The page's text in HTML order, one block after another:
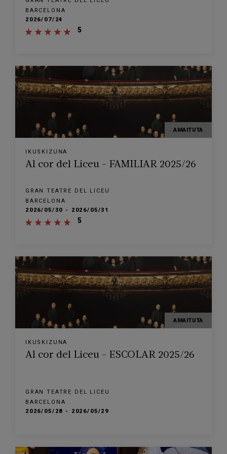
BARCELONA
2026/07/24
5
AMAITUTA
IKUSKIZUNA
Al cor del Liceu - FAMILIAR 2025/26
GRAN TEATRE DEL LICEU
BARCELONA
2026/05/30 - 2026/05/31
5
AMAITUTA
IKUSKIZUNA
Al cor del Liceu - ESCOLAR 2025/26
GRAN TEATRE DEL LICEU
BARCELONA
2026/05/28 - 2026/05/29